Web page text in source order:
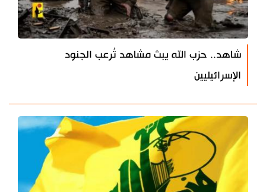
شاهد.. حزب الله يبث مشاهد تُرعب الجنود
الإسرائيليين